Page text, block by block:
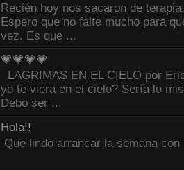
Recién hoy nos sacaron de
Espero que no falte mucho para
vez. Es que ...
💗💗💗💗
LAGRIMAS EN EL CIELO por
yo te viera en el cielo? Sería lo
Debo ser ...
Hola!!
Que lindo arrancar la semana